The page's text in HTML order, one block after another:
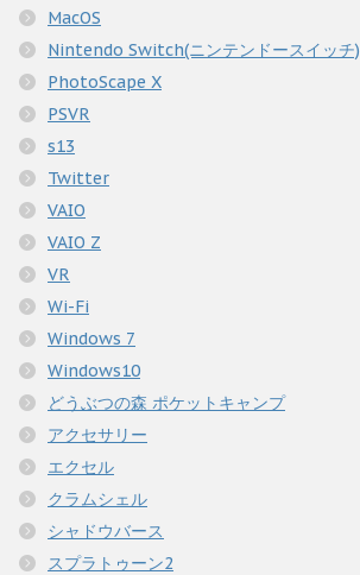
MacOS
Nintendo Switch(ニンテンドースイッチ)
PhotoScape X
PSVR
s13
Twitter
VAIO
VAIO Z
VR
Wi-Fi
Windows 7
Windows10
どうぶつの森 ポケットキャンプ
アクセサリー
エクセル
クラムシェル
シャドウバース
スプラトゥーン2